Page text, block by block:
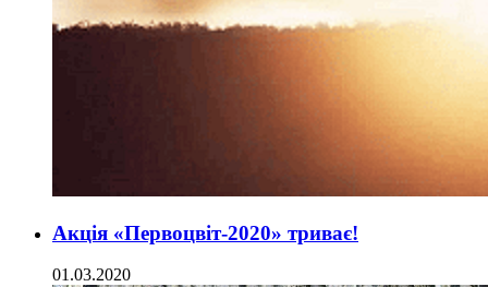
Акція «Первоцвіт-2020» триває!
01.03.2020